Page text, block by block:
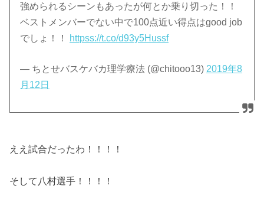
強められるシーンもあったが何とか乗り切った！！
ベストメンバーでない中で100点近い得点はgood job
でしょ！！
httpss://t.co/d93y5Hussf
— ちとせバスケバカ理学療法 (@chitooo13) 2019年8
月12日
ええ試合だったわ！！！！
そして八村選手！！！！